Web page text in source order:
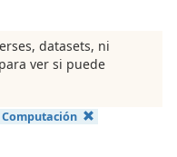
datasets, ni
para ver si puede